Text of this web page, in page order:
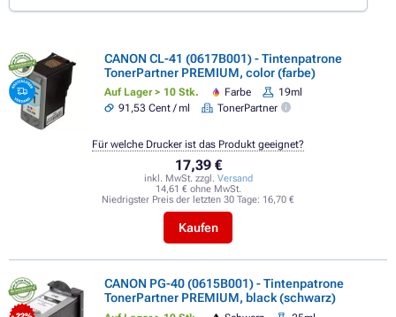
CANON CL-41 (0617B001) - Tintenpatrone
TonerPartner PREMIUM, color (farbe)
Auf Lager > 10 Stk. Farbe
19ml
91,53 Cent / ml
TonerPartner
17,39 €
inkl. MwSt. zzgl. Versand
14,61 € ohne MwSt.
Niedrigster Preis der letzten 30 Tage: 16,70 €
Kaufen
Für welche Drucker ist das Produkt geeignet?
CANON PG-40 (0615B001) - Tintenpatrone
TonerPartner PREMIUM, black (schwarz)